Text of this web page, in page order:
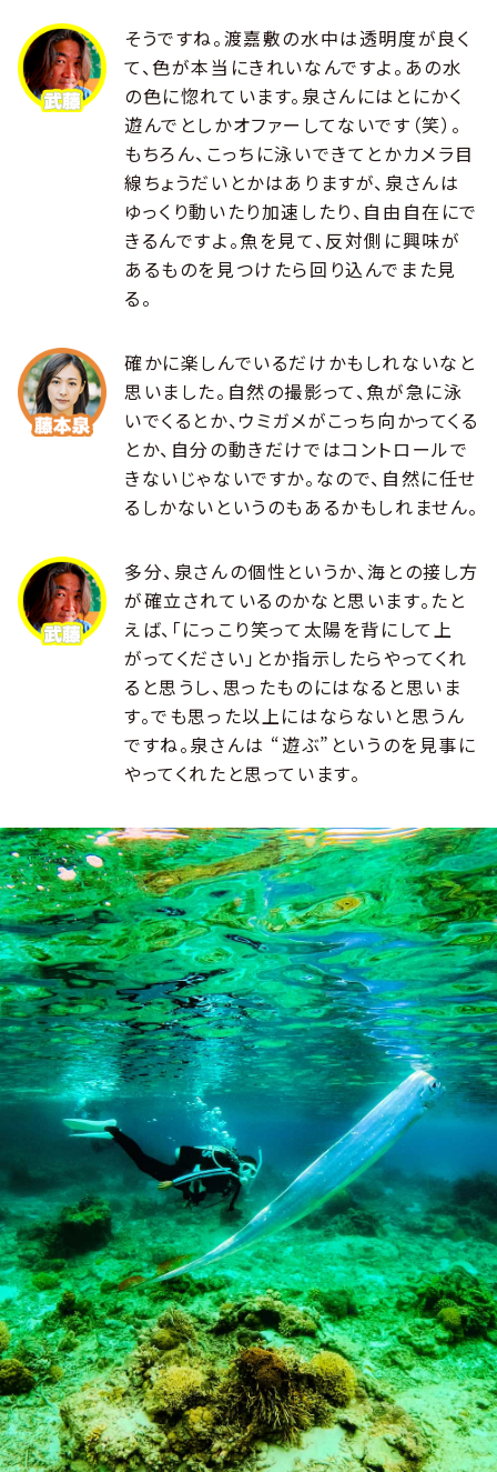
そうですね。渡嘉敷の水中は透明度が良く
て、色が本当にきれいなんですよ。あの水
の色に惚れています。泉さんにはとにかく
遊んでとしかオファーしてないです（笑）。
もちろん、こっちに泳いできてとかカメラ目
線ちょうだいとかはありますが、泉さんは
ゆっくり動いたり加速したり、自由自在にで
きるんですよ。魚を見て、反対側に興味が
あるものを見つけたら回り込んでまた見
る。
確かに楽しんでいるだけかもしれないなと
思いました。自然の撮影って、魚が急に泳
いでくるとか、ウミガメがこっち向かってくる
とか、自分の動きだけではコントロールで
きないじゃないですか。なので、自然に任せ
るしかないというのもあるかもしれません。
多分、泉さんの個性というか、海との接し方
が確立されているのかなと思います。たと
えば、「にっこり笑って太陽を背にして上
がってください」とか指示したらやってくれ
ると思うし、思ったものにはなると思いま
す。でも思った以上にはならないと思うん
ですね。泉さんは “遊ぶ”というのを見事に
やってくれたと思っています。